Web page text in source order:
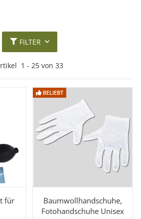
FILTER
1 - 33 von 33
für
BELIEBT
BELIEBT
Baumwollhandschuhe,
Fotohandschuhe Unisex